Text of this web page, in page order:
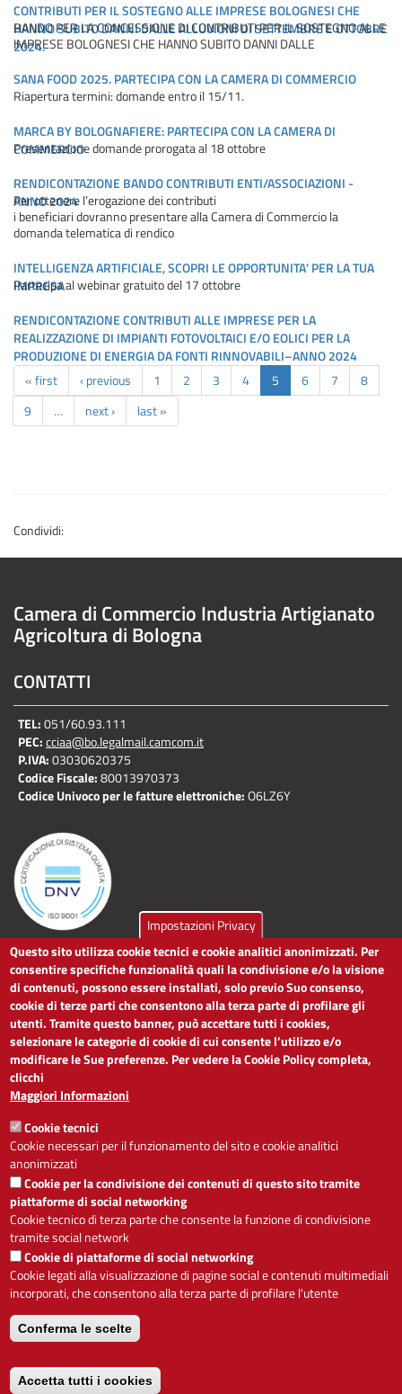
CONTRIBUTI PER IL SOSTEGNO ALLE IMPRESE BOLOGNESI CHE
HANNO SUBITO DANNI DALLE ALLUVIONI DI SETTEMBRE E OTTOBRE
2024.
BANDO PER LA CONCESSIONE DI CONTRIBUTI PER IL SOSTEGNO ALLE
IMPRESE BOLOGNESI CHE HANNO SUBITO DANNI DALLE
SANA FOOD 2025. PARTECIPA CON LA CAMERA DI COMMERCIO
Riapertura termini: domande entro il 15/11.
MARCA BY BOLOGNAFIERE: PARTECIPA CON LA CAMERA DI
COMMERCIO
Presentazione domande prorogata al 18 ottobre
RENDICONTAZIONE BANDO CONTRIBUTI ENTI/ASSOCIAZIONI -
ANNO 2024
Per ottenere l’erogazione dei contributi
i beneficiari dovranno presentare alla Camera di Commercio la
domanda telematica di rendico
INTELLIGENZA ARTIFICIALE, SCOPRI LE OPPORTUNITA' PER LA TUA
IMPRESA
Partecipa al webinar gratuito del 17 ottobre
RENDICONTAZIONE CONTRIBUTI ALLE IMPRESE PER LA
REALIZZAZIONE DI IMPIANTI FOTOVOLTAICI E/O EOLICI PER LA
PRODUZIONE DI ENERGIA DA FONTI RINNOVABILI–ANNO 2024
« first
‹ previous 1 2 3 4 5 6 7
8
9
… next › last »
Condividi:
Camera di Commercio Industria Artigianato
Agricoltura di Bologna
CONTATTI
TEL:051/60.93.111
PEC:cciaa@bo.legalmail.camcom.it
P.IVA:03030620375
Codice Fiscale:80013970373
Codice Univoco per le fatture elettroniche:O6LZ6Y
LINK UTILI
Dichiarazione di accessibilità
Obiettivi di accessibilità
Segnalaci problemi di accessibilità
Note legali
Privacy
Accesso riservato
ACCESSIBILITÀ
- A +
Alto contrasto
Servizio realizzato da
Impostazioni Privacy
Questo sito utilizza cookie tecnici e cookie analitici anonimizzati. Per
consentire specifiche funzionalità quali la condivisione e/o la visione
di contenuti, possono essere installati, solo previo Suo consenso,
cookie di terze parti che consentono alla terza parte di profilare gli
utenti. Tramite questo banner, può accettare tutti i cookies,
selezionare le categorie di cookie di cui consente l’utilizzo e/o
modificare le Sue preferenze. Per vedere la Cookie Policy completa,
clicchi
Maggiori Informazioni
Cookie tecnici
Cookie necessari per il funzionamento del sito e cookie analitici
anonimizzati
Cookie per la condivisione dei contenuti di questo sito tramite
piattaforme di social networking
Cookie tecnico di terza parte che consente la funzione di condivisione
tramite social network
Cookie di piattaforme di social networking
Cookie legati alla visualizzazione di pagine social e contenuti multimediali
incorporati, che consentono alla terza parte di profilare l'utente
Conferma le scelte
Accetta tutti i cookies